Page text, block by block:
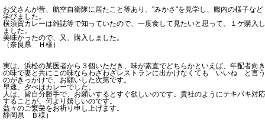
お父さんが昔、航空自衛隊に居たこと等あり、"みかさ"を見学し、艦内の様子など
学びました。
横須賀カレーは雑誌等で知っていたので、一度食して見たいと思って、１ケ購入し
ました。
美味かったので、又、購入しました。
（奈良県 Ｈ様）
実は、浜松の某医者から３個いただき、味が素直でどちらかといえば、年配者向き
の味で妻と共にこの味ならわざわざレストランに出かけなくても いいね と言う
のがきっかけで、お願いした次第です。
早速、夕べはカレーでした。
人は、皆自分勝手で、お願いするとすぐ欲しいのです。貴社のようにテキパキ対応
することが、何より嬉しいのです。
益々のご繁栄をお祈り申し上げます。
静岡県 Ｂ様）